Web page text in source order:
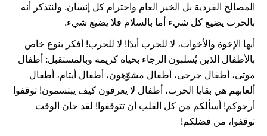
المصالح الفردية بل الخير العام واحترام كل إنسان. ولنتذكر أنه
بالحرب يضيع كل شيء أما بالسلام فلا يضيع شيء.
أيها الإخوة والأخوات، لا للحرب أبدًا! لا للحرب! أفكر بنوع خاص
بالأطفال الذين يُسلبون الرجاء بحياة كريمة وبالمستقبل: أطفال
موتى، أطفال جرحى، أطفال مشوّهون، أطفال أيتام، أطفال
ألعابهم هي بقايا الحرب، أطفال لا يعرفون كيف يبتسمون! توقفوا
أرجوكم! أسألكم من كل القلب أن تتوقفوا! لقد حان الوقت
توقفوا، من فضلكم!